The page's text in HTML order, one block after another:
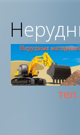
Нерудные